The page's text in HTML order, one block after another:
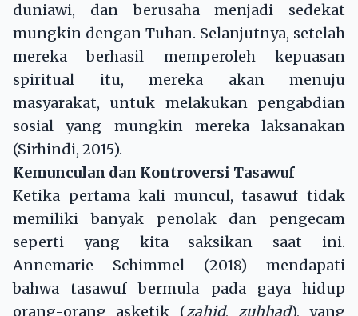
duniawi, dan berusaha menjadi sedekat
mungkin dengan Tuhan. Selanjutnya, setelah
mereka berhasil memperoleh kepuasan
spiritual itu, mereka akan menuju
masyarakat, untuk melakukan pengabdian
sosial yang mungkin mereka laksanakan
(Sirhindi, 2015).
Kemunculan dan Kontroversi Tasawuf
Ketika pertama kali muncul, tasawuf tidak
memiliki banyak penolak dan pengecam
seperti yang kita saksikan saat ini.
Annemarie Schimmel (2018) mendapati
bahwa tasawuf bermula pada gaya hidup
orang-orang asketik (zahid, zuhhad), yang